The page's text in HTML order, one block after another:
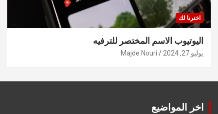
اخترنا لك
اليوتيوب الاسم المختصر للترفيه
يوليو 27, 2024 Majde Nouri
اخر المواضيع